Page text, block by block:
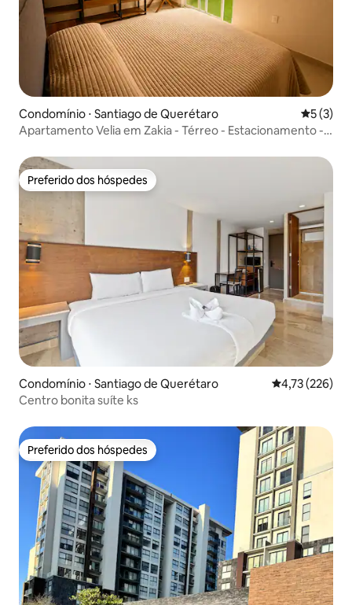
Condomínio ⋅ Santiago de Querétaro 5 de
5 (3)
Apartamento Velia em Zakia - Térreo - Estacionamento -
Preferido dos hóspedes
Preferido dos hóspedes
Condomínio ⋅ Santiago de Querétaro 4,73 de uma
4,73 (226)
Centro bonita suíte ks
Preferido dos hóspedes
Preferido dos hóspedes